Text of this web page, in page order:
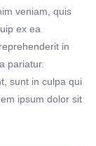
veniam, quis
ex ea
in
pariatur.
sunt in culpa qui
ipsum dolor sit